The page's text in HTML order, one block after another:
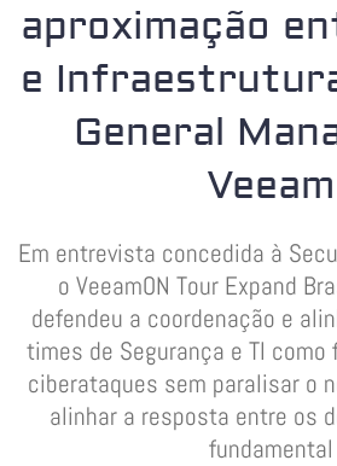
aproximação
e
General
Veeam
Em entrevista concedida à
o VeeamON Tour Expand
defendeu a coordenação e
times de Segurança e TI
ciberataques sem paralisar o
alinhar a resposta entre os
fundamental